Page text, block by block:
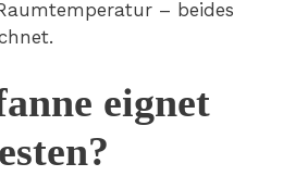
– beides
eignet